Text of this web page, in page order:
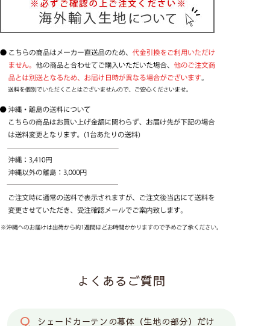
ボールチェーン操作で昇降
操作が軽い
広い幅の窓におすすめ
耐久性がある
TOSOのドラム式メカを使用しています。BOX型
なので、窓側(裏面)もすっきりまとまっています。
メカに厚みがあり重くなるため、カーテンレール付
けには不向きです。
柄の位置（模様の出し方）は指定できません。
よくあるご質問
シェードカーテンの幕体（生地の部分）だけ